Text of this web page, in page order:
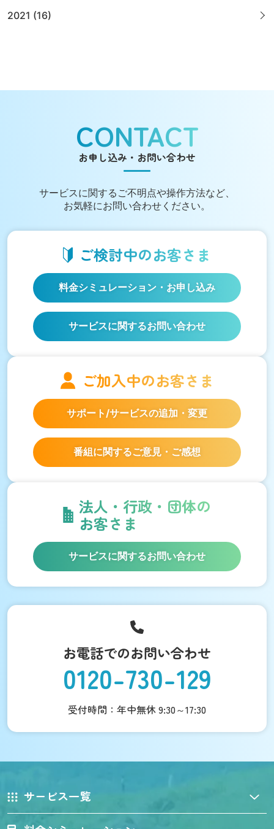
2021 (16)
CONTACT
お申し込み・お問い合わせ
サービスに関する ご不明点や操作方法など、
お気軽にお問い合わせください。
ご検討中のお客さま
料金シミュレーション ・お申し込み
サービスに関するお問い合わせ
ご加入中のお客さま
サポート/サービスの追加・変更
番組に関するご意見・ご感想
法人・行政・団体の
お客さま
サービスに関するお問い合わせ
お電話でのお問い合わせ
0120-730-129
受付時間：年中無休 9:30～17:30
サービス一覧